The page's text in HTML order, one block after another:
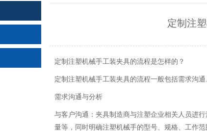
定制注
定制注塑机械手工装夹具的流程是怎样的？
定制注塑机械手工装夹具的流程一般包括需求沟
需求沟通与分析
与客户沟通：夹具制造商与注塑企业相关人员进
量等，同时明确注塑机械手的型号、规格、工作